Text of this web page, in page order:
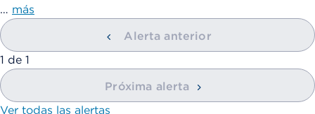
… más
Alerta anterior
mostrando
1 de 1
Próxima alerta
Ver todas las alertas